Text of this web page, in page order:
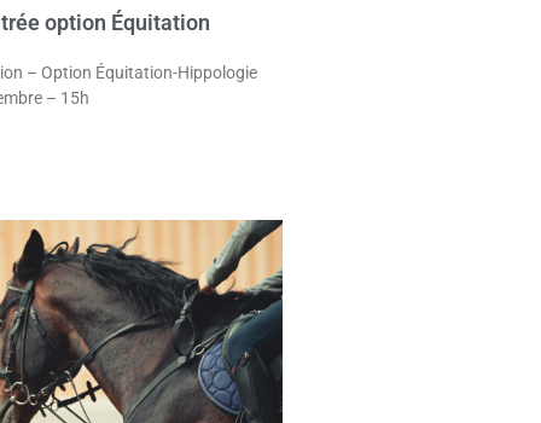
option Équitation
– Option Équitation-Hippologie
– 15h